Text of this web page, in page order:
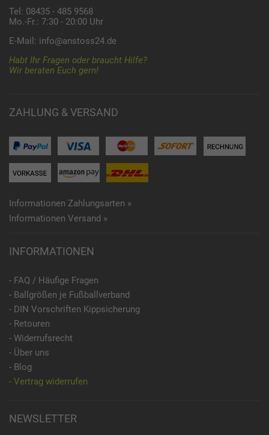
Tel: 08435 - 485 9568
Mo.-Fr.: 7:30 - 20:00 Uhr
E-Mail: info@anstoss24.de
Habt Ihr Fragen oder braucht Hilfe?
Wir beraten Euch gern!
ZAHLUNG & VERSAND
Informationen Zahlungsarten »
Informationen Versand »
INFORMATIONEN
- FAQ / Häufige Fragen
- Ballgrößen je Fußballverband
- DIN Vorschriften Kippsicherung
- Retouren
- Widerrufsrecht
- Über uns
- Blog
- Vertrag widerrufen
NEWSLETTER